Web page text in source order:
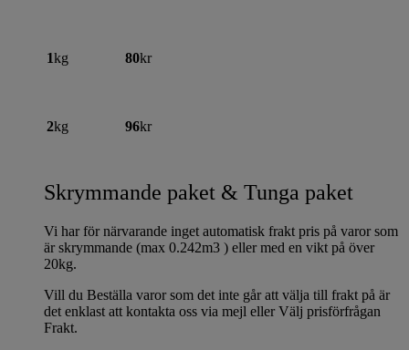
1kg 80kr
2kg 96kr
Skrymmande paket & Tunga paket
Vi har för närvarande inget automatisk frakt pris på varor som
är skrymmande (max 0.242m3 ) eller med en vikt på över
20kg.
Vill du Beställa varor som det inte går att välja till frakt på är
det enklast att kontakta oss via mejl eller Välj prisförfrågan
Frakt.